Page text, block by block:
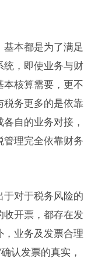
本都是为了满足
统，即使业务与财
本核算需要，更不
税务更多的是依靠
自的业务对接，
管理完全依靠财务
于对于税务风险的
收开票，都存在发
，业务及发票合理
认发票的真实，